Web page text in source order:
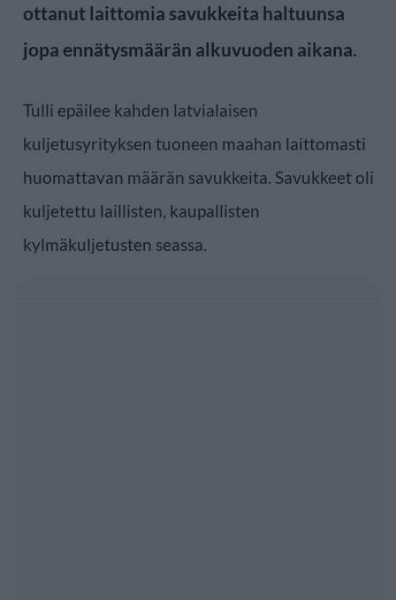
ottanut laittomia savukkeita haltuunsa
jopa ennätysmäärän alkuvuoden aikana.
Tulli epäilee kahden latvialaisen
kuljetusyrityksen tuoneen maahan laittomasti
huomattavan määrän savukkeita. Savukkeet oli
kuljetettu laillisten, kaupallisten
kylmäkuljetusten seassa.